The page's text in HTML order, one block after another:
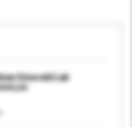
Emerald Lab